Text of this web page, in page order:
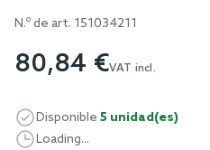
beginning
the
gallery
N.º de art. 151034211
80,84 €VAT incl.
Disponible 5 unidad(es)
Loading...